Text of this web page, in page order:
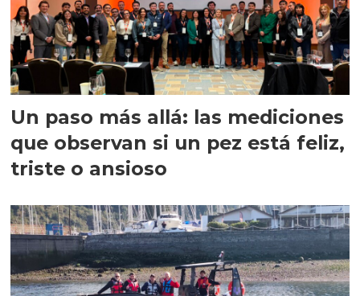
Un paso más allá: las mediciones
que observan si un pez está feliz,
triste o ansioso